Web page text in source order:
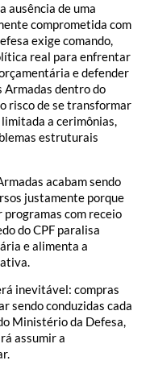
ausência de uma
comprometida com
exige comando,
real para enfrentar
e defender
Armadas dentro do
risco de se transformar
a cerimônias,
estruturais
acabam sendo
justamente porque
com receio
do CPF paralisa
e alimenta a
inevitável: compras
sendo conduzidas cada
Ministério da Defesa,
assumir a